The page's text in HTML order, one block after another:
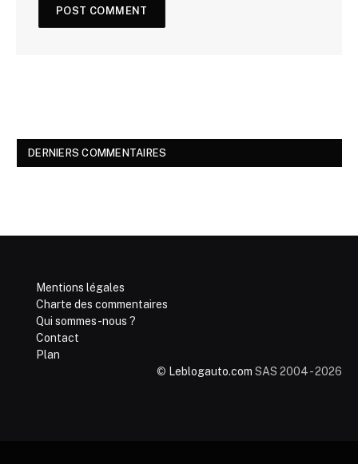
DERNIERS COMMENTAIRES
Mentions légales
Charte des commentaires
Qui sommes-nous ?
Contact
Plan
© Leblogauto.com SAS 2004 - 2026